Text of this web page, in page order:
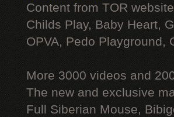
Content from TOR
Childs Play, Baby Heart,
OPVA, Pedo Playground,
More 3000 videos and
The new and exclusive
Full Siberian Mouse,